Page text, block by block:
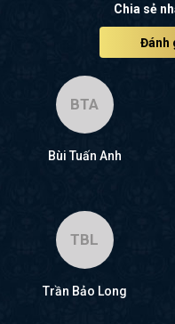
Chia sẻ
Đánh
BTA
Bùi Tuấn Anh
TBL
Trần Bảo Long